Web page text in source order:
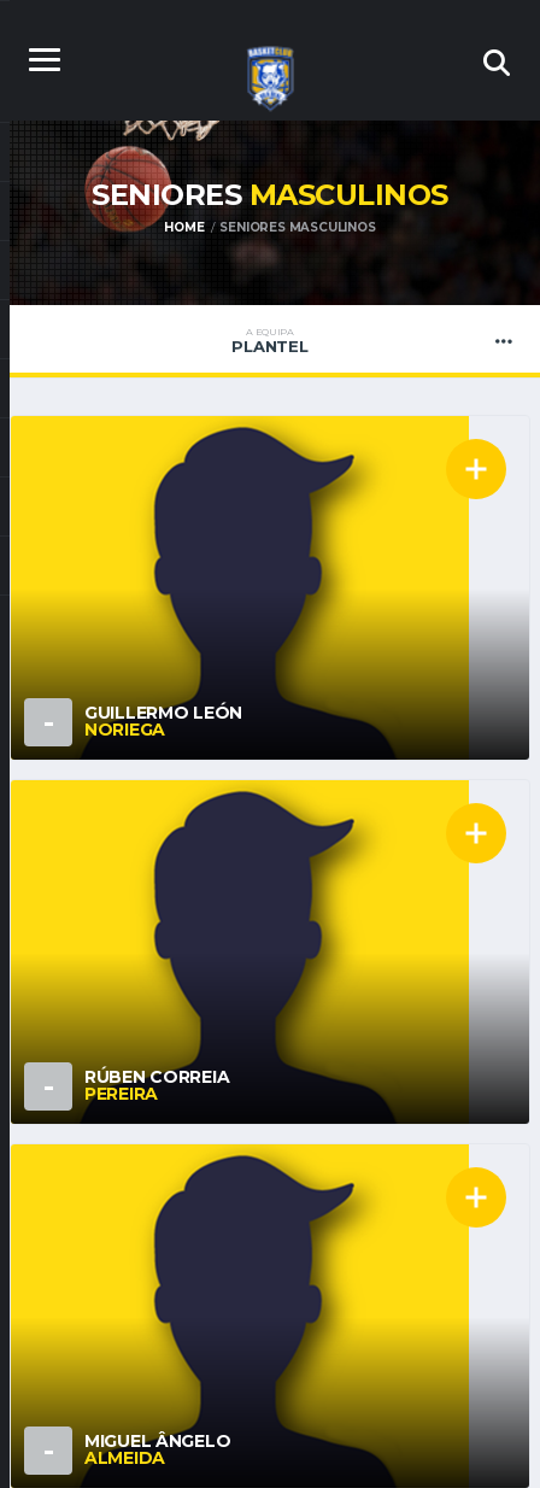
SENIORES MASCULINOS
HOME SENIORES MASCULINOS
A EQUIPA
PLANTEL
- GUILLERMO LEÓN
NORIEGA
- RÚBEN CORREIA
PEREIRA
- MIGUEL ÂNGELO
ALMEIDA